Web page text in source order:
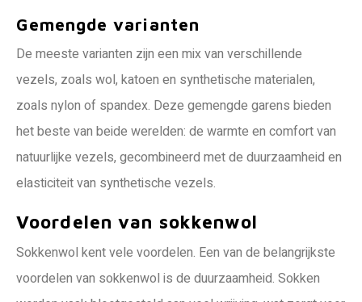
Gemengde varianten
De meeste varianten zijn een mix van verschillende
vezels, zoals wol, katoen en synthetische materialen,
zoals nylon of spandex. Deze gemengde garens bieden
het beste van beide werelden: de warmte en comfort van
natuurlijke vezels, gecombineerd met de duurzaamheid en
elasticiteit van synthetische vezels.
Voordelen van sokkenwol
Sokkenwol kent vele voordelen. Een van de belangrijkste
voordelen van sokkenwol is de duurzaamheid. Sokken